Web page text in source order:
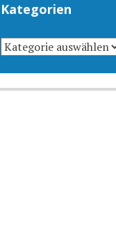
Kategorien
KATEGORIEN